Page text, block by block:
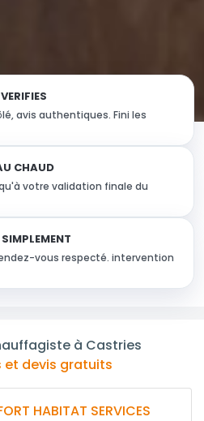
avis authentiques. Fini les
CHAUD
votre validation finale du
vous respecté. intervention
à Castries
et devis gratuits
HABITAT SERVICES